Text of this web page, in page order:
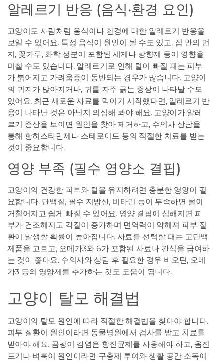
알레르기 반응 (음식·환경 요인)
고양이도 사람처럼 음식이나 환경에 대한 알레르기 반응을
보일 수 있어요. 특정 음식이 원인이 될 수도 있고, 집 안의 먼
지, 꽃가루, 화학 성분이 포함된 세제나 방향제 등이 영향을
미칠 수도 있습니다. 알레르기로 인해 털이 빠질 때는 피부
가 붉어지고 가려움증이 동반되는 경우가 많습니다. 고양이
의 귀지가 많아지거나, 귀를 자주 긁는 증상이 나타날 수도
있어요. 최근 새로운 사료를 먹이기 시작했다면, 알레르기 반
응이 나타난 것은 아닌지 의심해 봐야 해요. 고양이가 알레
르기 증상을 보이면 원인을 찾아 제거하고, 수의사 상담을
통해 항히스타민제나 스테로이드 등의 적절한 치료를 받는
것이 중요합니다.
영양 부족 (필수 영양소 결핍)
고양이의 건강한 피부와 털을 유지하려면 충분한 영양이 필
요합니다. 단백질, 필수 지방산, 비타민 등이 부족하면 털이
거칠어지고 쉽게 빠질 수 있어요. 영양 결핍이 심해지면 피
부가 건조해지고 각질이 증가하며 면역력이 약해져 피부 질
환이 발생할 확률이 높아집니다. 사료를 선택할 때는 고단백
제품을 고르고, 오메가3와 6가 포함된 사료나 간식을 급여하
는 것이 좋아요. 수의사와 상담 후 필요한 경우 비오틴, 오메
가3 등의 영양제를 추가하는 것도 도움이 됩니다.
고양이 탈모 해결법
고양이의 탈모 원인에 따라 적절한 해결법을 찾아야 합니다.
피부 질환이 원인이라면 동물병원에서 검사를 받고 치료를
받아야 해요. 곰팡이 감염은 항진균제를 사용해야 하고, 옴진
드기나 벼룩이 원인이라면 구충제 투여와 생활 공간 소독이